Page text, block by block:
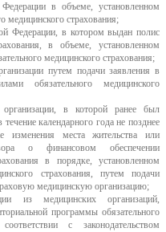
в объеме, установленном
медицинского страхования;
Федерации, в котором выдан полис
в объеме, установленном
медицинского страхования;
путем подачи заявления в
обязательного медицинского
организации, в которой ранее был
календарного года не позднее
места жительства или
о финансовом обеспечении
в порядке, установленном
страхования, путем подачи
медицинскую организацию;
из медицинских организаций,
программы обязательного
с законодательством